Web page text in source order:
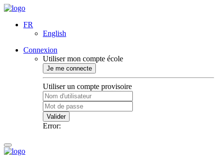
FR
English
Connexion
Utiliser mon compte école
Je me connecte
Utiliser un compte provisoire
Valider
Error: